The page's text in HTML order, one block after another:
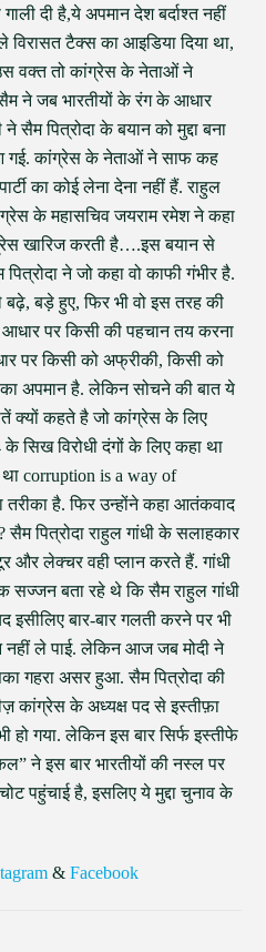
दी है,ये अपमान देश बर्दाश्त नहीं
विरासत टैक्स का आइडिया दिया था,
वक्त तो कांग्रेस के नेताओं ने
ने जब भारतीयों के रंग के आधार
सैम पित्रोदा के बयान को मुद्दा बना
आ गई. कांग्रेस के नेताओं ने साफ कह
का कोई लेना देना नहीं हैं. राहुल
के महासचिव जयराम रमेश ने कहा
खारिज करती है….इस बयान से
ने जो कहा वो काफी गंभीर है.
बढ़े, बड़े हुए, फिर भी वो इस तरह की
पर किसी की पहचान तय करना
पर किसी को अफ्रीकी, किसी को
का अपमान है. लेकिन सोचने की बात ये
क्यों कहते है जो कांग्रेस के लिए
सिख विरोधी दंगों के लिए कहा था
corruption is a way of
तरीका है. फिर उन्होंने कहा आतंकवाद
सैम पित्रोदा राहुल गांधी के सलाहकार
और लेक्चर वही प्लान करते हैं. गांधी
सज्जन बता रहे थे कि सैम राहुल गांधी
बार-बार गलती करने पर भी
ले पाई. लेकिन आज जब मोदी ने
गहरा असर हुआ. सैम पित्रोदा की
कांग्रेस के अध्यक्ष पद से इस्तीफ़ा
हो गया. लेकिन इस बार सिर्फ इस्तीफे
ने इस बार भारतीयों की नस्ल पर
पहुंचाई है, इसलिए ये मुद्दा चुनाव के
&Facebook